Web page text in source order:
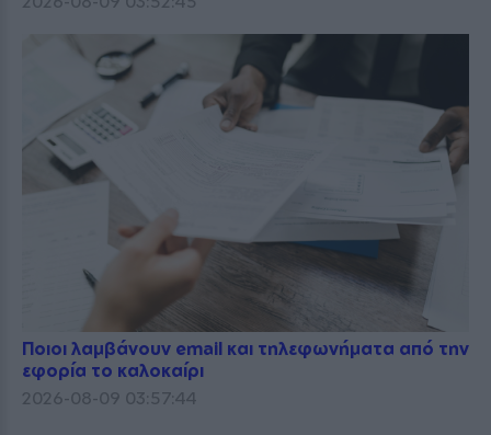
Ποιοι λαμβάνουν email και τηλεφωνήματα από την
εφορία το καλοκαίρι
2026-08-09 03:57:44